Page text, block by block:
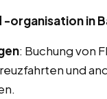
-organisation in
: Buchung von
und